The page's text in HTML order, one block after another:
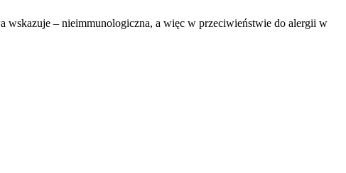
wskazuje – nieimmunologiczna, a więc w przeciwieństwie do alergii w